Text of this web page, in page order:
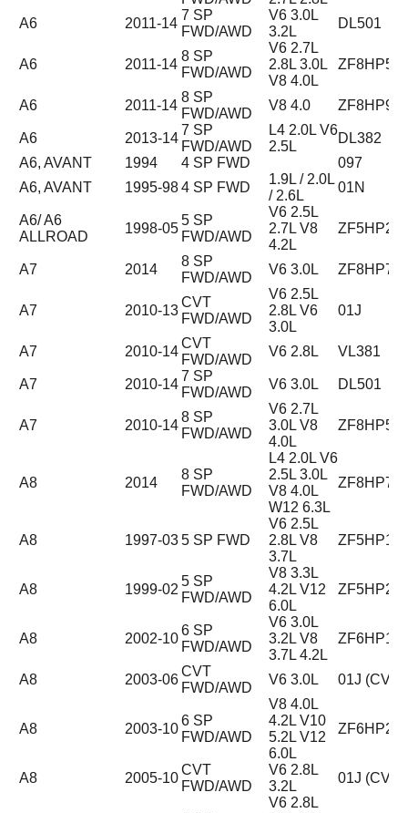
A6 2011-14
7 SP
FWD/AWD
V6 3.0L
3.2L
DL501
A6 2011-14
8 SP
FWD/AWD
V6 2.7L
2.8L 3.0L
V8 4.0L
A6 2011-14
8 SP
FWD/AWD
V8 4.0
A6 2013-14
7 SP
FWD/AWD
L4 2.0L V6
2.5L
DL382
A6, AVANT
1994 4 SP FWD
097
A6, AVANT
1995-984 SP FWD
1.9L / 2.0L
/ 2.6L
01N
A6/ A6
ALLROAD
1998-05
5 SP
FWD/AWD
V6 2.5L
2.7L V8
4.2L
A7 2014
8 SP
FWD/AWD
V6 3.0L
A7 2010-13
CVT
FWD/AWD
V6 2.5L
2.8L V6
3.0L
01J
A7 2010-14
CVT
FWD/AWD
V6 2.8L VL381
A7 2010-14
7 SP
FWD/AWD
V6 3.0L DL501
A7 2010-14
8 SP
FWD/AWD
V6 2.7L
3.0L V8
4.0L
A8 2014
8 SP
FWD/AWD
L4 2.0L V6
2.5L 3.0L
V8 4.0L
W12 6.3L
A8 1997-035 SP FWD
V6 2.5L
2.8L V8
3.7L
A8 1999-02
5 SP
FWD/AWD
V8 3.3L
4.2L V12
6.0L
A8 2002-10
6 SP
FWD/AWD
V6 3.0L
3.2L V8
3.7L 4.2L
A8 2003-06
CVT
FWD/AWD
V6 3.0L 01J (CVT)
A8 2003-10
6 SP
FWD/AWD
V8 4.0L
4.2L V10
5.2L V12
6.0L
A8 2005-10
CVT
FWD/AWD
V6 2.8L
3.2L
01J (CVT)
V6 2.8L